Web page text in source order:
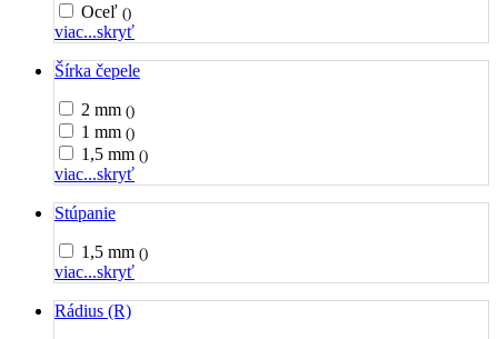
Oceľ ()
viac...skryť
Šírka čepele
2 mm ()
1 mm ()
1,5 mm ()
viac...skryť
Stúpanie
1,5 mm ()
viac...skryť
Rádius (R)